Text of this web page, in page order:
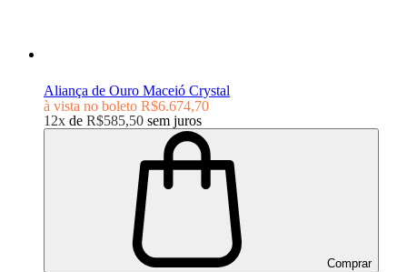
Aliança de Ouro Maceió Crystal
à vista no boleto R$6.674,70
12x de R$585,50 sem juros
Comprar